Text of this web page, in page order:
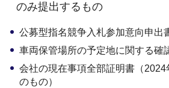
のみ提出するもの
公募型指名競争入札参加意向申出
車両保管場所の予定地に関する確
会社の現在事項全部証明書（
のもの）